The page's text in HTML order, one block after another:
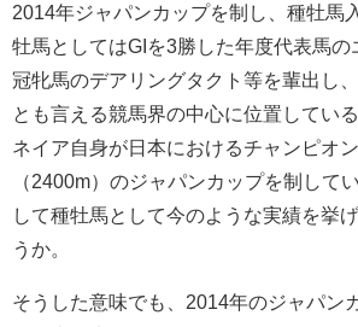
2014年ジャパンカップを制し、種牡馬
牡馬としてはGIを3勝した年度代表馬の
冠牝馬のデアリングタクト等を輩出し
とも言える競馬界の中心に位置してい
ネイア自身が日本におけるチャンピオ
（2400m）のジャパンカップを制して
して種牡馬として今のような実績を挙
うか。
そうした意味でも、2014年のジャパン